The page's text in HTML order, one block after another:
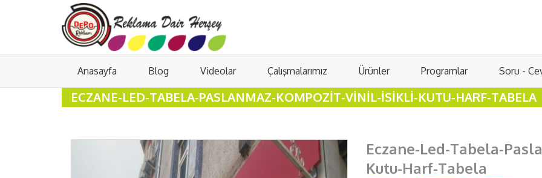
Anasayfa Blog Videolar Çalışmalarımız Ürünler Programlar Soru -
ECZANE-LED-TABELA-PASLANMAZ-KOMPOZIT-VINIL-ISIKLI-KUTU-HARF-TABELA
Eczane-Led-Tabela-
Kutu-Harf-Tabela